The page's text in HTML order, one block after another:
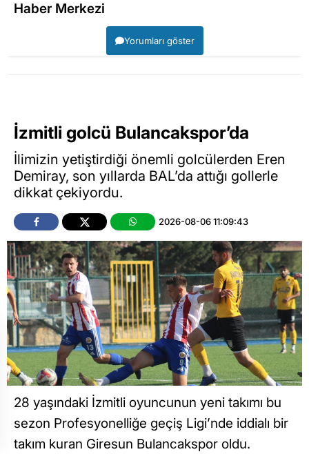
Haber Merkezi
Yorumları göster
İzmitli golcü Bulancakspor’da
İlimizin yetiştirdiği önemli golcülerden Eren
Demiray, son yıllarda BAL’da attığı gollerle
dikkat çekiyordu.
2026-08-06 11:09:43
28 yaşındaki İzmitli oyuncunun yeni takımı bu
sezon Profesyonelliğe geçiş Ligi’nde iddialı bir
takım kuran Giresun Bulancakspor oldu.